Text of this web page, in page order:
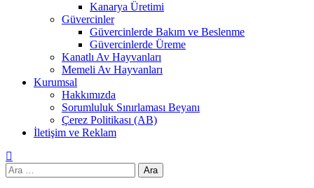
Kanarya Üretimi
Güvercinler
Güvercinlerde Bakım ve Beslenme
Güvercinlerde Üreme
Kanatlı Av Hayvanları
Memeli Av Hayvanları
Kurumsal
Hakkımızda
Sorumluluk Sınırlaması Beyanı
Çerez Politikası (AB)
İletişim ve Reklam
Arama: